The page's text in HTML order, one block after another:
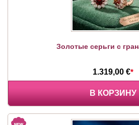
Золотые серьги с
1.319,00 €*
В КОРЗИНУ